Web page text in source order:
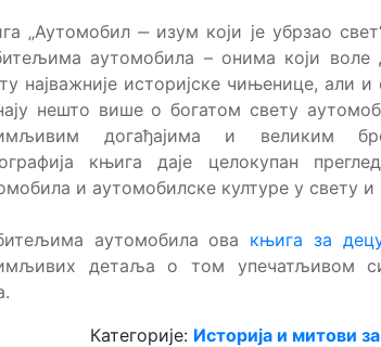
„Аутомобил ‒ изум који је убрзао
аутомобила – онима који воле
најважније историјске чињенице, али
нешто више о богатом свету
догађајима и великим
књига даје целокупан
и аутомобилске културе у свету и
аутомобила ова књига за
детаља о том упечатљивом
Категорије: Историја и митови